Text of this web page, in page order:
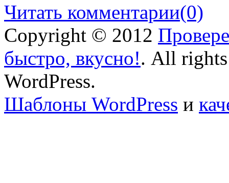
Читать комментарии(0)
Copyright © 2012
быстро, вкусно!. All rights
WordPress.
Шаблоны WordPress и